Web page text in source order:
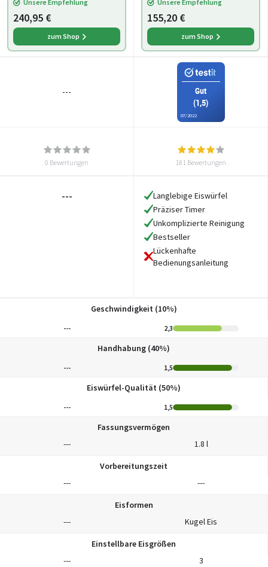
Eiswürfelmaschine,
Edelstah
Unsere Empfehlung
240,95 €
zum Shop
Unsere Empfehlung
155,20 €
zum Shop
---
Gut
(1,5)
07/2022
0 Bewertungen 181 Bewertungen
---
Langlebige Eiswürfel
Präziser Timer
Unkomplizierte Reinigung
Bestseller
Lückenhafte
Bedienungsanleitung
Geschwindigkeit (10%)
--- 2,3
Handhabung (40%)
--- 1,5
Eiswürfel-Qualität (50%)
--- 1,5
Fassungsvermögen
---
1.8 l
Vorbereitungszeit
---
---
Eisformen
---
Kugel Eis
Einstellbare Eisgrößen
---
3